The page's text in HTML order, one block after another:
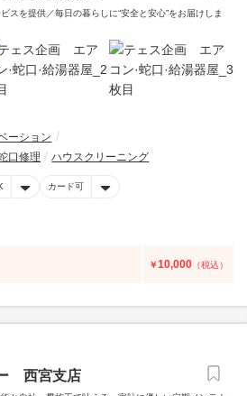
スを提供／毎日の暮らしに“安全と安心”をお届けしま
ーション
口修理
ハウスクリーニング
カード可
￥10,000 （税込）
西宮支店